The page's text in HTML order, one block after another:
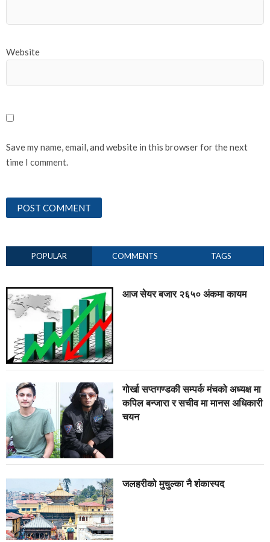
Website
Save my name, email, and website in this browser for the next
time I comment.
POPULAR COMMENTS TAGS
आज सेयर बजार २६५० अंकमा कायम
गोर्खा सप्तगण्डकी सम्पर्क मंचको अध्यक्ष मा
कपिल बन्जारा र सचीव मा मानस अधिकारी
चयन
जलहरीको मुचुल्का नै शंंकास्पद